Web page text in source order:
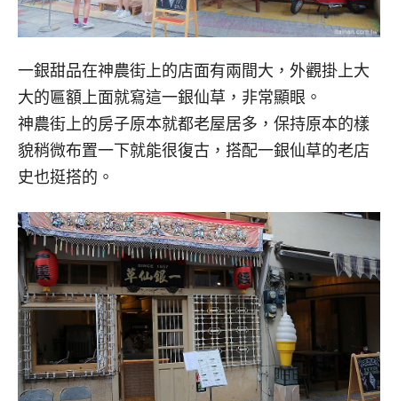
一銀甜品在神農街上的店面有兩間大，外觀掛上大
大的匾額上面就寫這一銀仙草，非常顯眼。
神農街上的房子原本就都老屋居多，保持原本的樣
貌稍微布置一下就能很復古，搭配一銀仙草的老店
史也挺搭的。